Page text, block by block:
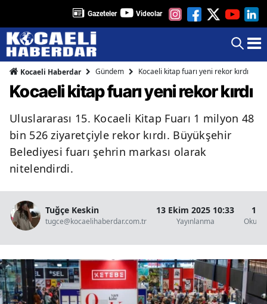
Gazeteler Videolar
Kocaeli Haberdar Gündem Kocaeli kitap fuarı yeni rekor kırdı
Kocaeli kitap fuarı yeni rekor kırdı
Uluslararası 15. Kocaeli Kitap Fuarı 1 milyon 48
bin 526 ziyaretçiyle rekor kırdı. Büyükşehir
Belediyesi fuarı şehrin markası olarak
nitelendirdi.
Tuğçe Keskin
tugce@kocaelihaberdar.com.tr
13 Ekim 2025 10:33
Yayınlanma
1